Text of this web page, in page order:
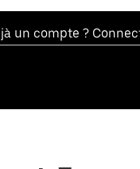
un compte ?